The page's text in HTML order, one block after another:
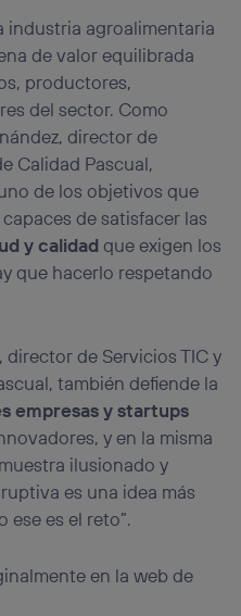
industria agroalimentaria
de valor equilibrada
productores,
del sector. Como
director de
Calidad Pascual,
de los objetivos que
de satisfacer las
y calidadque exigen los
que hacerlo respetando
de Servicios TIC y
también defiende la
empresas y startups
y en la misma
ilusionado y
es una idea más
ese es el reto”.
en la web de